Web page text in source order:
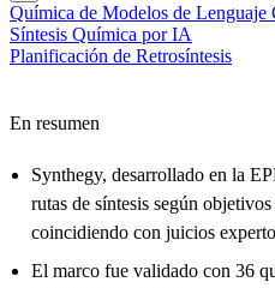
Química de Modelos de Lenguaje
Síntesis Química por IA
Planificación de Retrosíntesis
En resumen
Synthegy, desarrollado en la
rutas de síntesis según
coincidiendo con juicios
El marco fue validado con 36